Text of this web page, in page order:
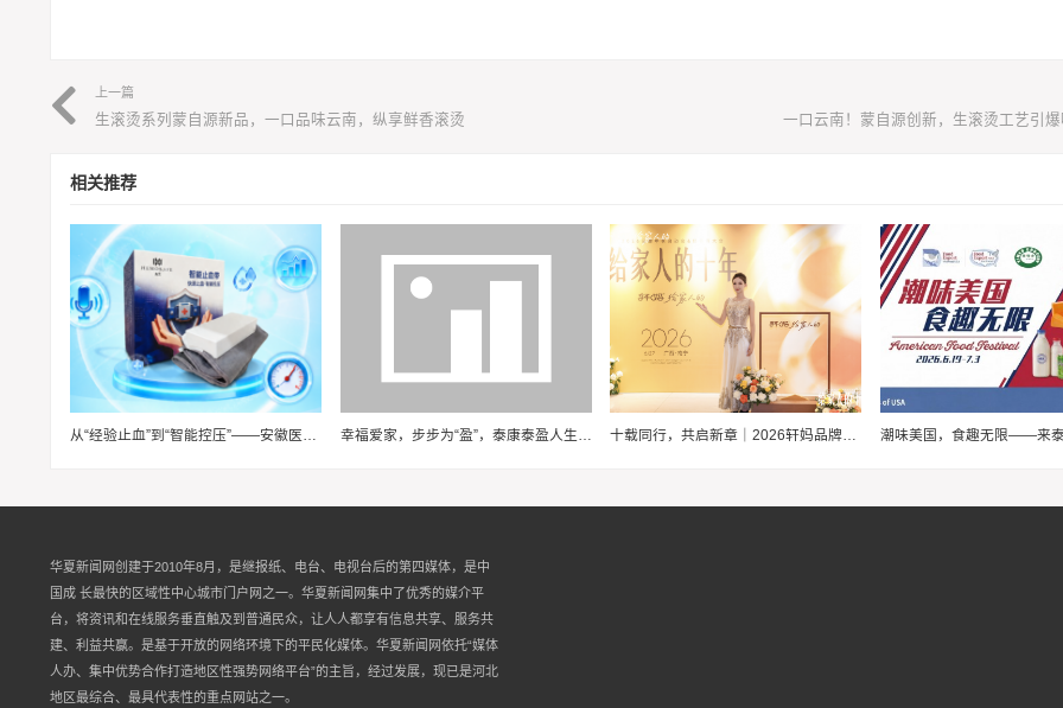
上一篇
生滚烫系列蒙自源新品，一口品味云南，纵享鲜香滚烫 一口云南！蒙自源创新，生滚烫工艺引爆
相关推荐
从“经验止血”到“智能控压”——安徽医科大学“血卫”团队推动止血装备智能化升级 幸福爱家，步步为“盈”，泰康泰盈人生2026锚定现金流，重构养老想象力 十载同行，共启新章｜2026轩妈品牌中秋启动会暨经销商大会圆满收官
华夏新闻网创建于2010年8月，是继报纸、电台、电视台后的第四媒体，是中
国成 长最快的区域性中心城市门户网之一。华夏新闻网集中了优秀的媒介平
台，将资讯和在线服务垂直触及到普通民众，让人人都享有信息共享、服务共
建、利益共赢。是基于开放的网络环境下的平民化媒体。华夏新闻网依托“媒体
人办、集中优势合作打造地区性强势网络平台”的主旨，经过发展，现已是河北
地区最综合、最具代表性的重点网站之一。